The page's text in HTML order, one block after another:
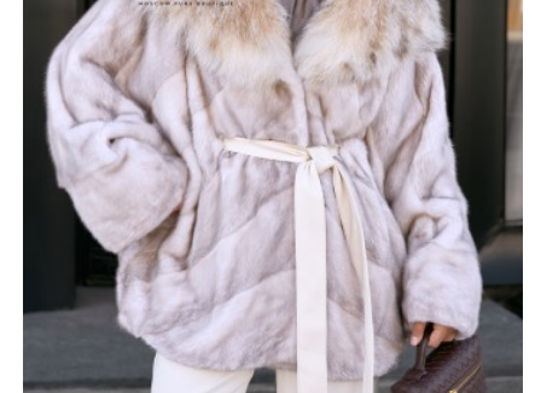
симпатичный пояс.
Благодаря своему свободному крою, полушубок-пончо
не сковывает движения и обеспечивает максимальный
комфорт в течение дня. Он идеально подходит для
создания многослойных образов, позволяя
экспериментировать с различными стилями и
аксессуарами. Этот полушубок станет незаменимым
элементом вашего гардероба в холодное время года,
даря ощущение тепла и уюта.
*описание несет информационный характер, состав и
правила ухода могут быть изменены производителем